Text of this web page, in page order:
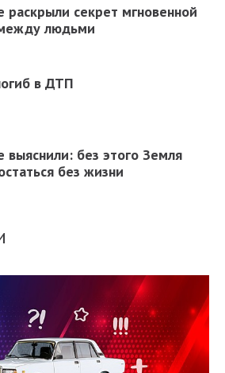
раскрыли секрет мгновенной
людьми
в ДТП
выяснили: без этого Земля
без жизни